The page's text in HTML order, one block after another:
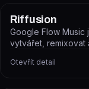
Riffusion
Google Flow Music
vytvářet, remixovat
Otevřít detail